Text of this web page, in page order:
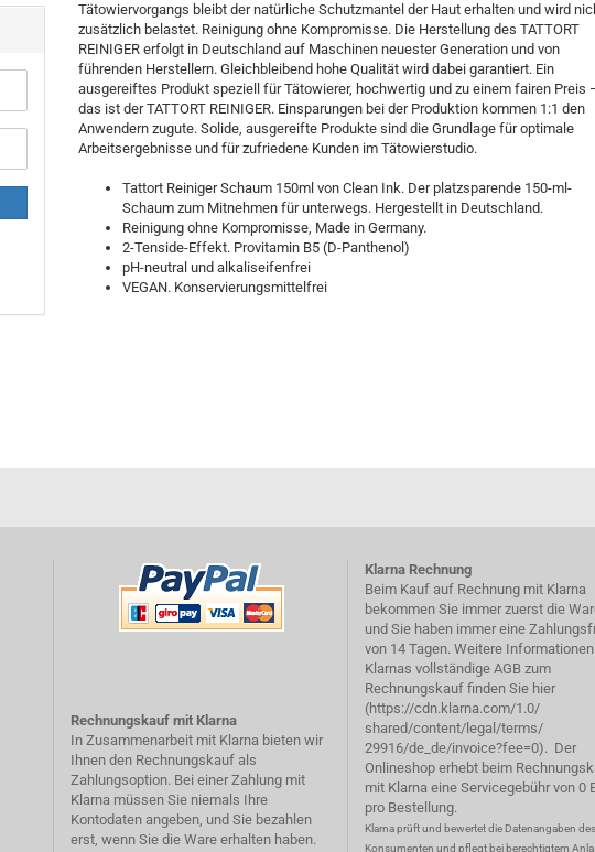
Tätowiervorgangs bleibt der natürliche Schutzmantel der Haut erhalten und wird
zusätzlich belastet. Reinigung ohne Kompromisse. Die Herstellung des TATTORT
REINIGER erfolgt in Deutschland auf Maschinen neuester Generation und von
führenden Herstellern. Gleichbleibend hohe Qualität wird dabei garantiert. Ein
ausgereiftes Produkt speziell für Tätowierer, hochwertig und zu einem fairen Preis
das ist der TATTORT REINIGER. Einsparungen bei der Produktion kommen 1:1 den
Anwendern zugute. Solide, ausgereifte Produkte sind die Grundlage für optimale
Arbeitsergebnisse und für zufriedene Kunden im Tätowierstudio.
Tattort Reiniger Schaum 150ml von Clean Ink. Der platzsparende 150-ml-
Schaum zum Mitnehmen für unterwegs. Hergestellt in Deutschland.
Reinigung ohne Kompromisse, Made in Germany.
2-Tenside-Effekt. Provitamin B5 (D-Panthenol)
pH-neutral und alkaliseifenfrei
VEGAN. Konservierungsmittelfrei
Rechnungskauf mit Klarna
In Zusammenarbeit mit Klarna bieten wir
Ihnen den Rechnungskauf als
Zahlungsoption. Bei einer Zahlung mit
Klarna müssen Sie niemals Ihre
Kontodaten angeben, und Sie bezahlen
erst, wenn Sie die Ware erhalten haben.
Klarna Rechnung
Beim Kauf auf Rechnung mit Klarna
bekommen Sie immer zuerst die
und Sie haben immer eine
von 14 Tagen. Weitere Informationen
Klarnas vollständige AGB zum
Rechnungskauf finden Sie hier
(https://cdn.klarna.com/1.0/
shared/content/legal/terms/
29916/de_de/invoice?fee=0). Der
Onlineshop erhebt beim
mit Klarna eine Servicegebühr von 0
pro Bestellung.
Klarna prüft und bewertet die Datenangaben des
Konsumenten und pflegt bei berechtigtem